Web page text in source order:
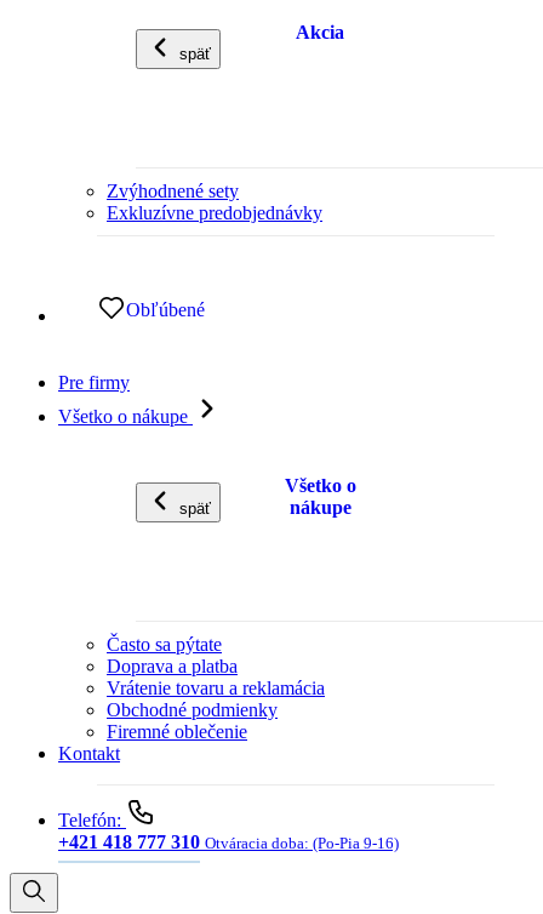
späť
Akcia
Zvýhodnené sety
Exkluzívne predobjednávky
Obľúbené
Pre firmy
Všetko o nákupe
späť
Všetko o
nákupe
Často sa pýtate
Doprava a platba
Vrátenie tovaru a reklamácia
Obchodné podmienky
Firemné oblečenie
Kontakt
Telefón:
+421 418 777 310 Otváracia doba: (Po-Pia 9-16)